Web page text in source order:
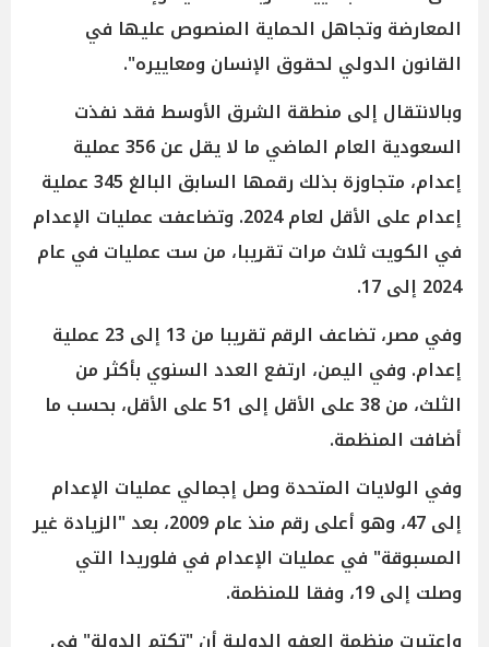
المعارضة وتجاهل الحماية المنصوص عليها في
القانون الدولي لحقوق الإنسان ومعاييره".
وبالانتقال إلى منطقة الشرق الأوسط فقد نفذت
السعودية العام الماضي ما لا يقل عن 356 عملية
إعدام، متجاوزة بذلك رقمها السابق البالغ 345 عملية
إعدام على الأقل لعام 2024. وتضاعفت عمليات الإعدام
في الكويت ثلاث مرات تقريبا، من ست عمليات في عام
2024 إلى 17.
وفي مصر، تضاعف الرقم تقريبا من 13 إلى 23 عملية
إعدام. وفي اليمن، ارتفع العدد السنوي بأكثر من
الثلث، من 38 على الأقل إلى 51 على الأقل، بحسب ما
أضافت المنظمة.
وفي الولايات المتحدة وصل إجمالي عمليات الإعدام
إلى 47، وهو أعلى رقم منذ عام 2009، بعد "الزيادة غير
المسبوقة" في عمليات الإعدام في فلوريدا التي
وصلت إلى 19، وفقا للمنظمة.